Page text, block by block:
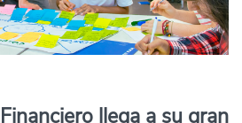
llega a su gran